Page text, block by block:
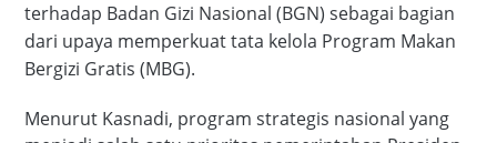
terhadap Badan Gizi Nasional (BGN) sebagai bagian
dari upaya memperkuat tata kelola Program Makan
Bergizi Gratis (MBG).
Menurut Kasnadi, program strategis nasional yang